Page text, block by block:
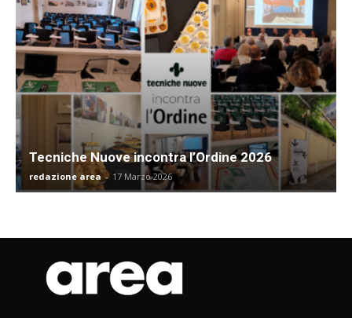
Tecniche Nuove incontra l’Ordine 2026
redazione area - 17 Marzo 2026